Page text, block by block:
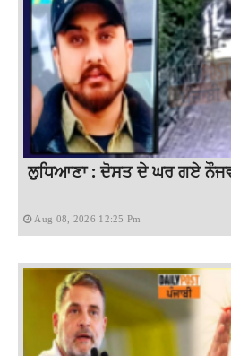
ਲੁਧਿਆਣਾ : ਦੋਸਤ ਦੇ ਘਰ ਗਏ
Aug 08, 2026 12:25 Pm